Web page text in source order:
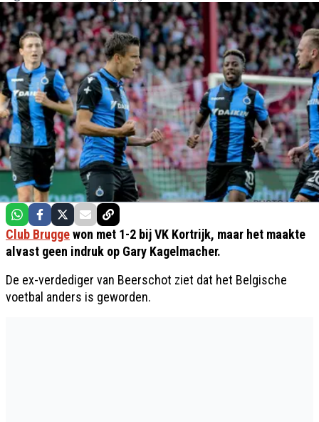
Club Bruggewon met 1-2 bij VK Kortrijk, maar het maakte
alvast geen indruk op Gary Kagelmacher.
De ex-verdediger van Beerschot ziet dat het Belgische
voetbal anders is geworden.